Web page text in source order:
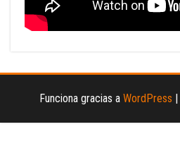
Funciona gracias a WordPress |